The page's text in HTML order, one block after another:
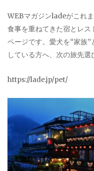
WEBマガジンladeがこれ
食事を重ねてきた宿とレ
ページです。愛犬を“家族
している方へ、次の旅先選
https://lade.jp/pet/